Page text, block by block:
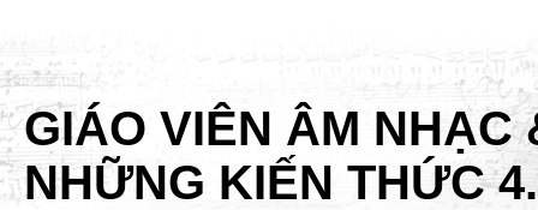
GIÁO VIÊN ÂM NHẠC
NHỮNG KIẾN THỨC